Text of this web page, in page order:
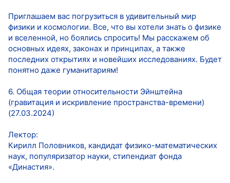
Приглашаем вас погрузиться в удивительный мир
физики и космологии. Все, что вы хотели знать о физике
и вселенной, но боялись спросить! Мы расскажем об
основных идеях, законах и принципах, а также
последних открытиях и новейших исследованиях. Будет
понятно даже гуманитариям!
6. Общая теории относительности Эйнштейна
(гравитация и искривление пространства-времени)
(27.03.2024)
Лектор:
Кирилл Половников, кандидат физико-математических
наук, популяризатор науки, стипендиат фонда
«Династия».